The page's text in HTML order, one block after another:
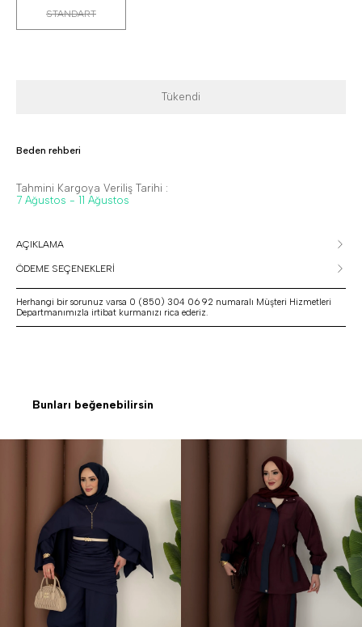
STANDART
Tükendi
Beden rehberi
Tahmini Kargoya Veriliş Tarihi :
7 Ağustos - 11 Ağustos
AÇIKLAMA
ÖDEME SEÇENEKLERİ
Herhangi bir sorunuz varsa 0 (850) 304 06 92 numaralı Müşteri Hizmetleri
Departmanımızla irtibat kurmanızı rica ederiz.
Bunları beğenebilirsin